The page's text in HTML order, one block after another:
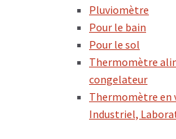
Pluviomètre
Pour le bain
Pour le sol
Thermomètre
congelateur
Thermomètre en
Industriel,